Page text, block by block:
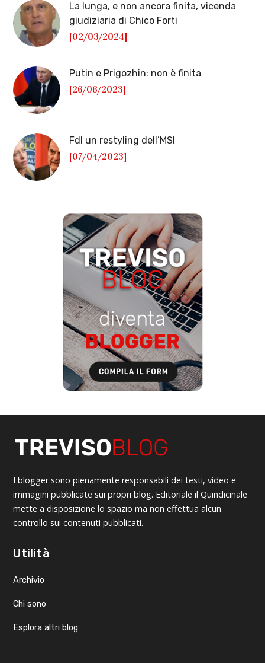
La lunga, e non ancora finita, vicenda
giudiziaria di Chico Forti
[02/03/2024]
Putin e Prigozhin: non è finita
[26/06/2023]
FdI un restyling dell’MSI
[07/04/2023]
I blogger sono pienamente responsabili dei testi, video e
immagini pubblicate sui propri blog. Editoriale il Quindicinale
mette a disposizione lo spazio ma non effettua alcun
controllo sui contenuti pubblicati.
Utilità
Archivio
Chi sono
Esplora altri blog